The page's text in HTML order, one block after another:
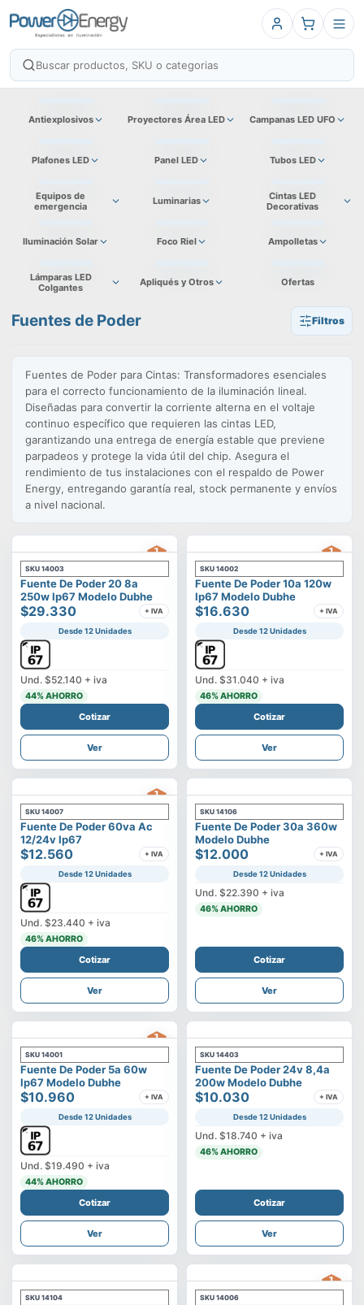
Antiexplosivos Proyectores Área LED Campanas LED UFO
Plafones LED Panel LED Tubos LED
Equipos de
emergencia
Luminarias
Cintas LED
Decorativas
Iluminación Solar Foco Riel Ampolletas
Lámparas LED
Colgantes
Apliqués y Otros Ofertas
Fuentes de Poder Filtros
Fuentes de Poder para Cintas: Transformadores esenciales
para el correcto funcionamiento de la iluminación lineal.
Diseñadas para convertir la corriente alterna en el voltaje
continuo específico que requieren las cintas LED,
garantizando una entrega de energía estable que previene
parpadeos y protege la vida útil del chip. Asegura el
rendimiento de tus instalaciones con el respaldo de Power
Energy, entregando garantía real, stock permanente y envíos
a nivel nacional.
SKU 14003
Fuente De Poder 20 8a
250w Ip67 Modelo Dubhe
$29.330 + IVA
Desde 12 Unidades
Und. $52.140 + iva
44% AHORRO
Cotizar
Ver
SKU 14002
Fuente De Poder 10a 120w
Ip67 Modelo Dubhe
$16.630 + IVA
Desde 12 Unidades
Und. $31.040 + iva
46% AHORRO
Cotizar
Ver
SKU 14007
Fuente De Poder 60va Ac
12/24v Ip67
$12.560 + IVA
Desde 12 Unidades
Und. $23.440 + iva
46% AHORRO
Cotizar
Ver
SKU 14106
Fuente De Poder 30a 360w
Modelo Dubhe
$12.000 + IVA
Desde 12 Unidades
Und. $22.390 + iva
46% AHORRO
Cotizar
Ver
SKU 14001
Fuente De Poder 5a 60w
Ip67 Modelo Dubhe
$10.960 + IVA
Desde 12 Unidades
Und. $19.490 + iva
44% AHORRO
Cotizar
Ver
SKU 14403
Fuente De Poder 24v 8,4a
200w Modelo Dubhe
$10.030 + IVA
Desde 12 Unidades
Und. $18.740 + iva
46% AHORRO
Cotizar
Ver
SKU 14104 SKU 14006